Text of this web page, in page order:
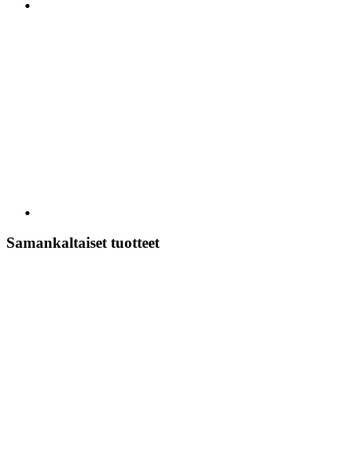
Samankaltaiset tuotteet